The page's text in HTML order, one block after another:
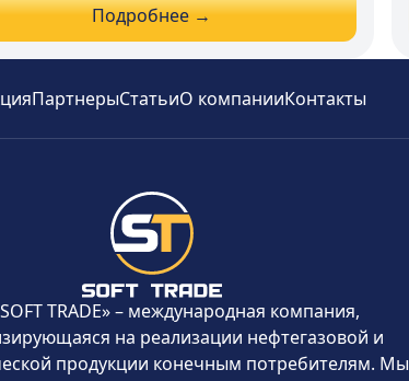
Подробнее →
ПартнерыСтатьиО компанииКонтакты
TRADE» – международная компания,
на реализации нефтегазовой и
продукции конечным потребителям. Мы